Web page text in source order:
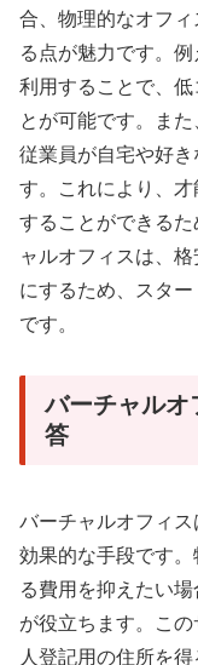
合、物理的なオフ
る点が魅力です。
利用することで、
とが可能です。ま
従業員が自宅や好
す。これにより、
することができる
ャルオフィスは、
にするため、スタ
です。
バーチャルオ
答
バーチャルオフィ
効果的な手段です
る費用を抑えたい
が役立ちます。こ
人登記用の住所を